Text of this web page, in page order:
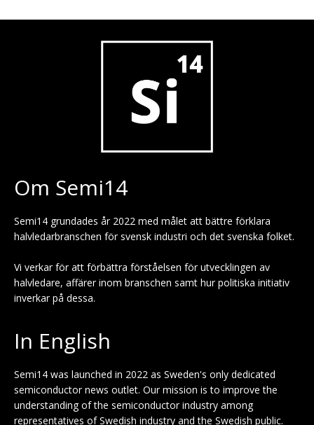
Om Semi14
Semi14 grundades år 2022 med målet att bättre förklara
halvledarbranschen för svensk industri och det svenska folket.
Vi verkar för att förbättra förståelsen för utvecklingen av
halvledare, affärer inom branschen samt hur politiska initiativ
inverkar på dessa.
In English
Semi14 was launched in 2022 as Sweden's only dedicated
semiconductor news outlet. Our mission is to improve the
understanding of the semiconductor industry among
representatives of Swedish industry and the Swedish public.